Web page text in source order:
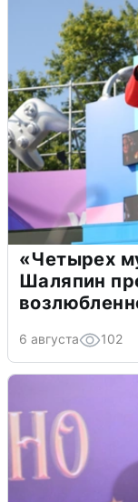
«Четырех
Шаляпин
6 августа 102